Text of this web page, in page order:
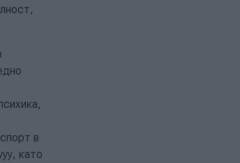
в
като